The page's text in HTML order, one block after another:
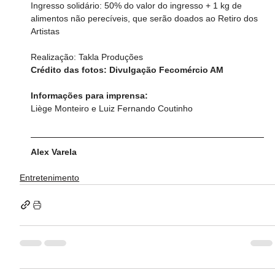
Ingresso solidário: 50% do valor do ingresso + 1 kg de
alimentos não perecíveis, que serão doados ao Retiro dos
Artistas
Realização: Takla Produções
Crédito das fotos: Divulgação Fecomércio AM
Informações para imprensa:
Liège Monteiro e Luiz Fernando Coutinho
Alex Varela
Entretenimento